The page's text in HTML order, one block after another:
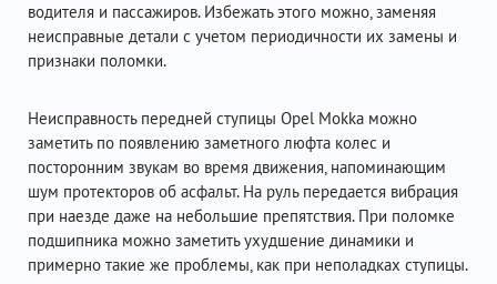
водителя и пассажиров. Избежать этого можно, заменяя
неисправные детали с учетом периодичности их замены и
признаки поломки.
Неисправность передней ступицы Opel Mokka можно
заметить по появлению заметного люфта колес и
посторонним звукам во время движения, напоминающим
шум протекторов об асфальт. На руль передается вибрация
при наезде даже на небольшие препятствия. При поломке
подшипника можно заметить ухудшение динамики и
примерно такие же проблемы, как при неполадках ступицы.